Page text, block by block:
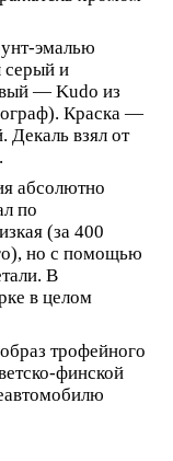
эмалью
и
— Kudo из
Краска —
взял от
абсолютно
по
(за 400
но с помощью
В
в целом
трофейного
финской